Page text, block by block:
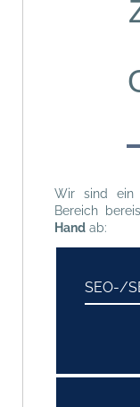
Wir sind ein
Bereich
Handab:
SEO-/